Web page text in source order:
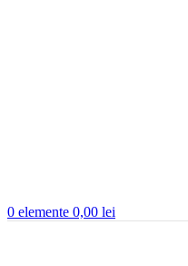
0 elemente 0,00 lei